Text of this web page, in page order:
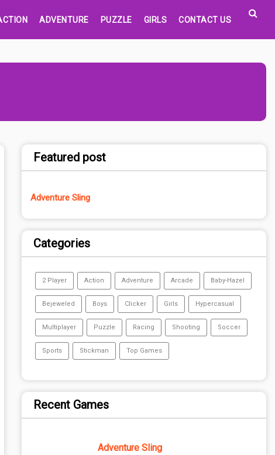
ADVENTURE PUZZLE GIRLS CONTACT US
Featured post
Adventure Sling
Categories
2 Player Action Adventure Arcade Baby-Hazel
Bejeweled Boys Clicker Girls Hypercasual
Multiplayer Puzzle Racing Shooting Soccer
Sports Stickman Top Games
Recent Games
Adventure Sling